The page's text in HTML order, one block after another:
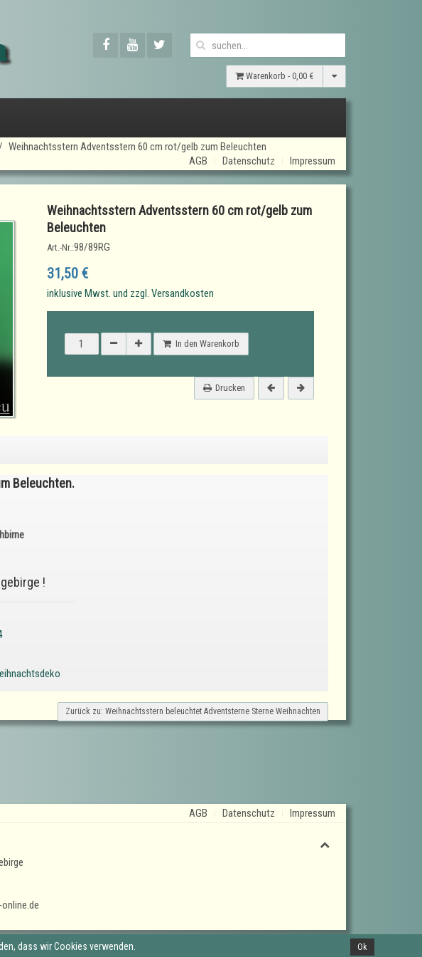
Warenkorb - 0,00 €
Weihnachtsstern Adventsstern 60 cm rot/gelb zum Beleuchten
AGB
Datenschutz Impressum
Weihnachtsstern Adventsstern 60 cm rot/gelb zum
Beleuchten
Art.-Nr.:98/89RG
31,50 €
inklusive Mwst. und zzgl. Versandkosten
In den Warenkorb
Drucken
Beleuchten.
!
Zurück zu: Weihnachtsstern beleuchtet Adventsterne Sterne Weihnachten
AGB Datenschutz Impressum
dass wir Cookies verwenden. Ok